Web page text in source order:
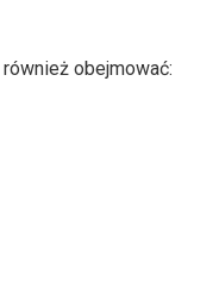
obejmować: